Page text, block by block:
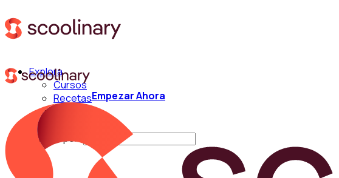
Explora
Cursos
Recetas
Buscar por:
Empezar Ahora